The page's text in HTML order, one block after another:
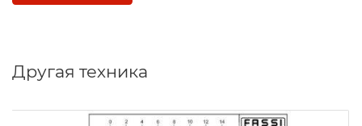
Другая техника